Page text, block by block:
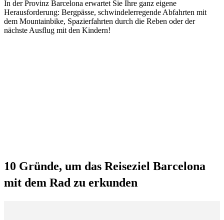
In der Provinz Barcelona erwartet Sie Ihre ganz eigene
Herausforderung: Bergpässe, schwindelerregende Abfahrten mit
dem Mountainbike, Spazierfahrten durch die Reben oder der
nächste Ausflug mit den Kindern!
10 Gründe, um das Reiseziel Barcelona
mit dem Rad zu erkunden